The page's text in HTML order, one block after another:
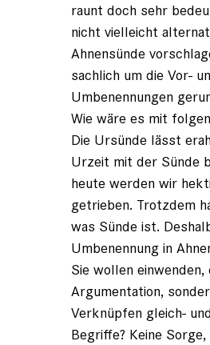
raunt doch sehr
nicht vielleicht
Ahnensünde
sachlich um die Vor-
Umbenennungen
Wie wäre es mit
Die Ursünde lässt
Urzeit mit der Sünde
heute werden wir
getrieben. Trotzdem
was Sünde ist.
Umbenennung in
Sie wollen einwenden,
Argumentation,
Verknüpfen gleich-
Begriffe? Keine